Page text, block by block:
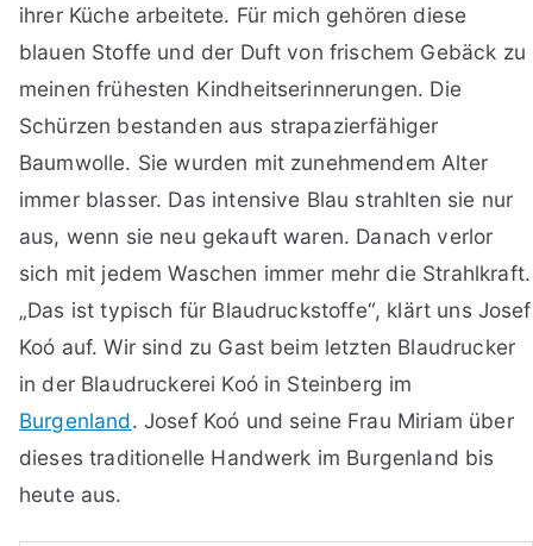
ihrer Küche arbeitete. Für mich gehören diese
blauen Stoffe und der Duft von frischem Gebäck zu
meinen frühesten Kindheitserinnerungen. Die
Schürzen bestanden aus strapazierfähiger
Baumwolle. Sie wurden mit zunehmendem Alter
immer blasser. Das intensive Blau strahlten sie nur
aus, wenn sie neu gekauft waren. Danach verlor
sich mit jedem Waschen immer mehr die Strahlkraft.
„Das ist typisch für Blaudruckstoffe“, klärt uns Josef
Koó auf. Wir sind zu Gast beim letzten Blaudrucker
in der Blaudruckerei Koó in Steinberg im
Burgenland. Josef Koó und seine Frau Miriam über
dieses traditionelle Handwerk im Burgenland bis
heute aus.